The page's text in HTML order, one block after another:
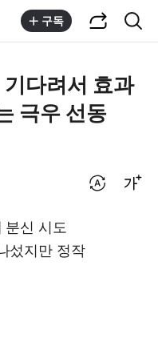
구독
다려서 효과
극우 선동
신 시도
섰지만 정작